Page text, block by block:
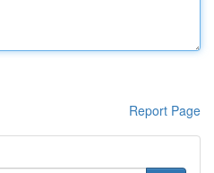
Report Page